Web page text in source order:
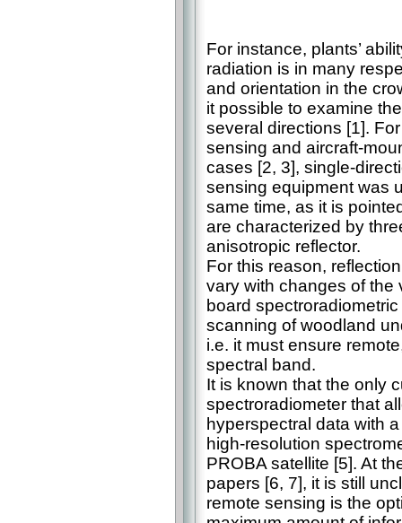
For instance, plants’
radiation is in many
and orientation in the
it possible to examine
several directions [1].
sensing and aircraft-
cases [2, 3], single-
sensing equipment was
same time, as it is
are characterized by
anisotropic reflector.
For this reason,
vary with changes of the
board
scanning of woodland
i.e. it must ensure
spectral band.
It is known that the only
spectroradiometer that
hyperspectral data with
high-resolution
PROBA satellite [5]. At
papers [6, 7], it is still
remote sensing is the